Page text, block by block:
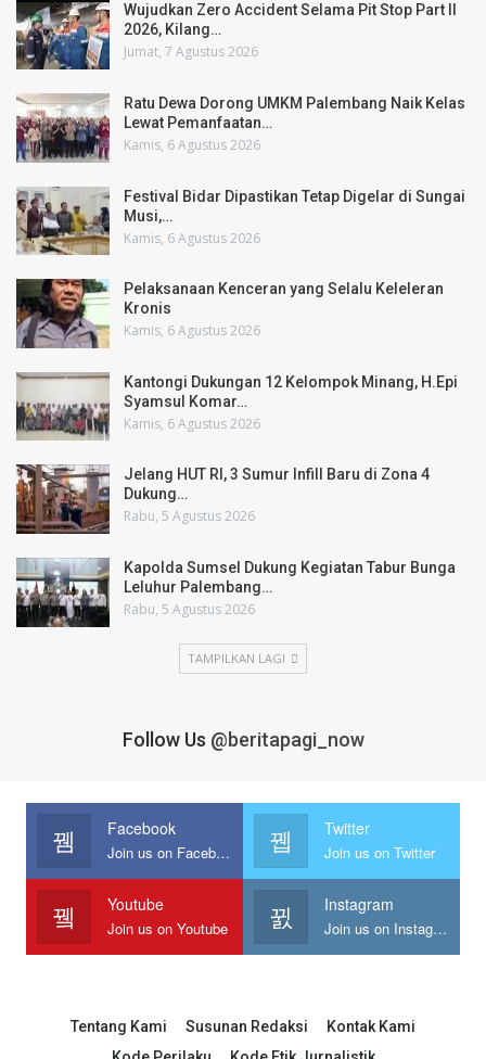
Wujudkan Zero Accident Selama Pit Stop Part II
2026, Kilang…
Jumat, 7 Agustus 2026
Ratu Dewa Dorong UMKM Palembang Naik Kelas
Lewat Pemanfaatan…
Kamis, 6 Agustus 2026
Festival Bidar Dipastikan Tetap Digelar di Sungai
Musi,…
Kamis, 6 Agustus 2026
Pelaksanaan Kenceran yang Selalu Keleleran
Kronis
Kamis, 6 Agustus 2026
Kantongi Dukungan 12 Kelompok Minang, H.Epi
Syamsul Komar…
Kamis, 6 Agustus 2026
Jelang HUT RI, 3 Sumur Infill Baru di Zona 4
Dukung…
Rabu, 5 Agustus 2026
Kapolda Sumsel Dukung Kegiatan Tabur Bunga
Leluhur Palembang…
Rabu, 5 Agustus 2026
TAMPILKAN LAGI
Follow Us @beritapagi_now
Facebook
Join us on Facebook
Twitter
Join us on Twitter
Youtube
Join us on Youtube
Instagram
Join us on Instagram
Tentang Kami Susunan Redaksi
Kontak Kami